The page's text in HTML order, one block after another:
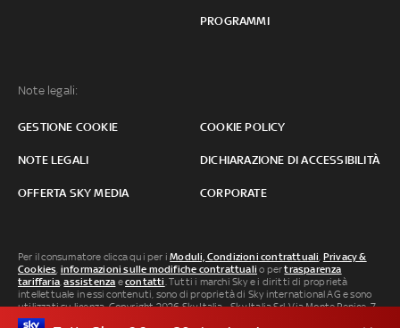
PROGRAMMI
Note legali:
GESTIONE COOKIE COOKIE POLICY
NOTE LEGALI DICHIARAZIONE DI ACCESSIBILITÀ
OFFERTA SKY MEDIA CORPORATE
Per il consumatore clicca qui per iModuli, Condizioni contrattuali, Privacy &
Cookies, informazioni sulle modifiche contrattuali o pertrasparenza
tariffaria,assistenza econtatti. Tutti i marchi Sky e i diritti di proprietà
intellettuale in essi contenuti, sono di proprietà di Sky international AG e sono
utilizzati su licenza. Copyright 2026 Sky Italia - Sky Italia Srl Via Monte Penice, 7 -
20138 Milano P.IVA 04619241005. SkyTG24: ISSN 3035-1537 e SkySport: ISSN